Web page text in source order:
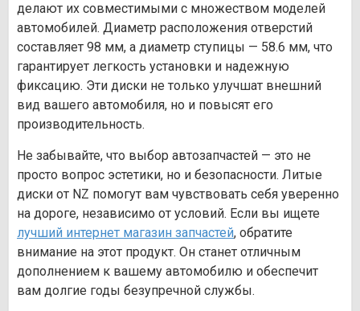
делают их совместимыми с множеством моделей
автомобилей. Диаметр расположения отверстий
составляет 98 мм, а диаметр ступицы — 58.6 мм, что
гарантирует легкость установки и надежную
фиксацию. Эти диски не только улучшат внешний
вид вашего автомобиля, но и повысят его
производительность.
Не забывайте, что выбор автозапчастей — это не
просто вопрос эстетики, но и безопасности. Литые
диски от NZ помогут вам чувствовать себя уверенно
на дороге, независимо от условий. Если вы ищете
лучший интернет магазин запчастей, обратите
внимание на этот продукт. Он станет отличным
дополнением к вашему автомобилю и обеспечит
вам долгие годы безупречной службы.